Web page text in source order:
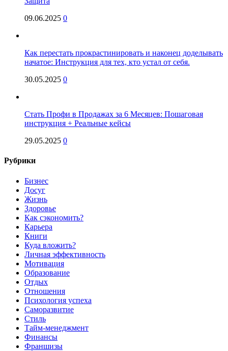
09.06.2025 0
Как перестать прокрастинировать и наконец доделывать
начатое: Инструкция для тех, кто устал от себя.
30.05.2025 0
Стать Профи в Продажах за 6 Месяцев: Пошаговая
инструкция + Реальные кейсы
29.05.2025 0
Рубрики
Бизнес
Досуг
Жизнь
Здоровье
Как сэкономить?
Карьера
Книги
Куда вложить?
Личная эффективность
Мотивация
Образование
Отдых
Отношения
Психология успеха
Саморазвитие
Стиль
Тайм-менеджмент
Финансы
Франшизы